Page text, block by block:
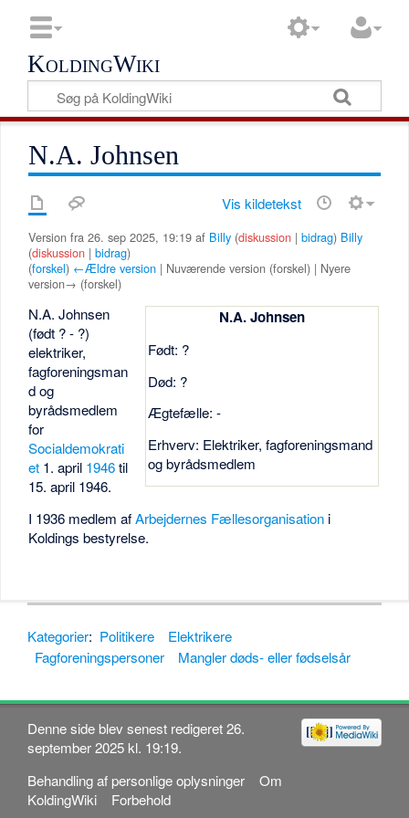
KoldingWiki
N.A. Johnsen
Vis kildetekst
Version fra 26. sep 2025, 19:19 af Billy (diskussion |bidrag) Billy
(diskussion |bidrag)
(forskel) ←Ældre version | Nuværende version (forskel) | Nyere
version→ (forskel)
N.A. Johnsen
Født: ?
Død: ?
Ægtefælle: -
Erhverv: Elektriker, fagforeningsmand
og byrådsmedlem
N.A. Johnsen
(født ? - ?)
elektriker,
fagforeningsman
d og
byrådsmedlem
for
Socialdemokrati
et 1. april 1946til
15. april 1946.
I 1936 medlem afArbejdernes Fællesorganisation i
Koldings bestyrelse.
Kategorier: Politikere
Elektrikere
Fagforeningspersoner
Mangler døds- eller fødselsår
Denne side blev senest redigeret 26.
september 2025 kl. 19:19.
Behandling af personlige oplysninger
Om
KoldingWiki
Forbehold